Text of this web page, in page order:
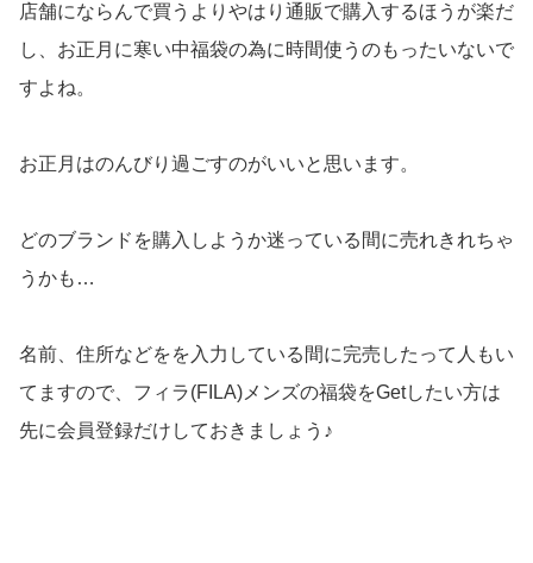
店舗にならんで買うよりやはり通販で購入するほうが楽だ
し、お正月に寒い中福袋の為に時間使うのもったいないで
すよね。
お正月はのんびり過ごすのがいいと思います。
どのブランドを購入しようか迷っている間に売れきれちゃ
うかも…
名前、住所などをを入力している間に完売したって人もい
てますので、フィラ(FILA)メンズの福袋をGetしたい方は
先に会員登録だけしておきましょう♪